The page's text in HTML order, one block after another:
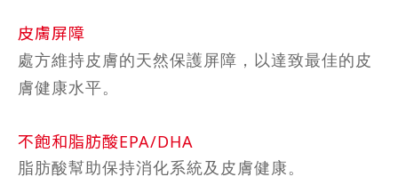
皮膚屏障
處方維持皮膚的天然保護屏障，以達致最佳的皮
膚健康水平。
不飽和脂肪酸EPA/DHA
脂肪酸幫助保持消化系統及皮膚健康。